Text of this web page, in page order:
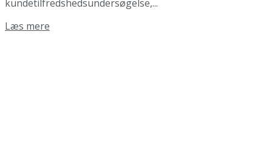
kundetilfredshedsundersøgelse,...
Læs mere